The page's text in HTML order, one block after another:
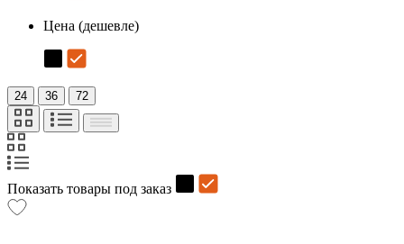
Цена (дешевле)
24 36 72
Показать товары под заказ